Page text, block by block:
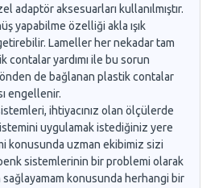
adaptör aksesuarları kullanılmıştır.
yapabilme özelliği akla ışık
Lameller her nekadar tam
contalar yardımı ile bu sorun
de bağlanan plastik contalar
engellenir.
ihtiyacınız olan ölçülerde
uygulamak istediğiniz yere
konusunda uzman ekibimiz sizi
sistemlerinin bir problemi olarak
sağlayamam konusunda herhangi bir